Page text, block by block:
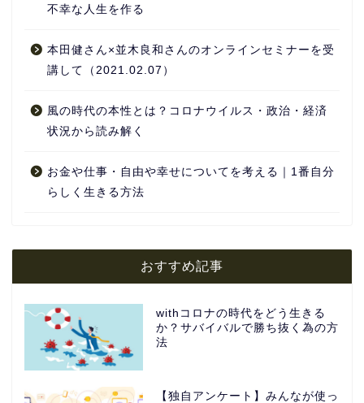
不幸な人生を作る
本田健さん×並木良和さんのオンラインセミナーを受
講して（2021.02.07）
風の時代の本性とは？コロナウイルス・政治・経済
状況から読み解く
お金や仕事・自由や幸せについてを考える｜1番自分
らしく生きる方法
おすすめ記事
withコロナの時代をどう生きる
か？サバイバルで勝ち抜く為の方
法
【独自アンケート】みんなが使っ